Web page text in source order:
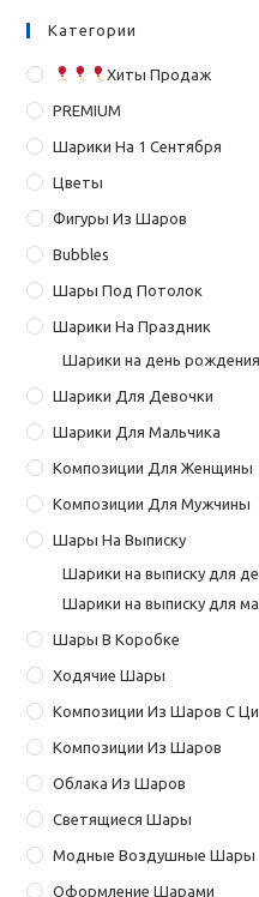
Категории
Хиты Продаж
PREMIUM
Шарики На 1 Сентября
Цветы
Фигуры Из Шаров
Bubbles
Шары Под Потолок
Шарики На Праздник
Шарики на день рождения
Шарики Для Девочки
Шарики Для Мальчика
Композиции Для Женщины
Композиции Для Мужчины
Шары На Выписку
Шарики на выписку для
Шарики на выписку для
Шары В Коробке
Ходячие Шары
Композиции Из Шаров С
Композиции Из Шаров
Облака Из Шаров
Светящиеся Шары
Модные Воздушные Шары
Оформление Шарами